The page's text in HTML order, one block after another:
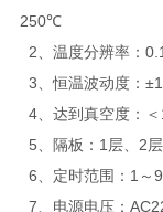
250℃
2、温度分辨率：
3、恒温波动度：
4、达到真空度：
5、隔板：1层、2
6、定时范围：1～
7、电源电压：